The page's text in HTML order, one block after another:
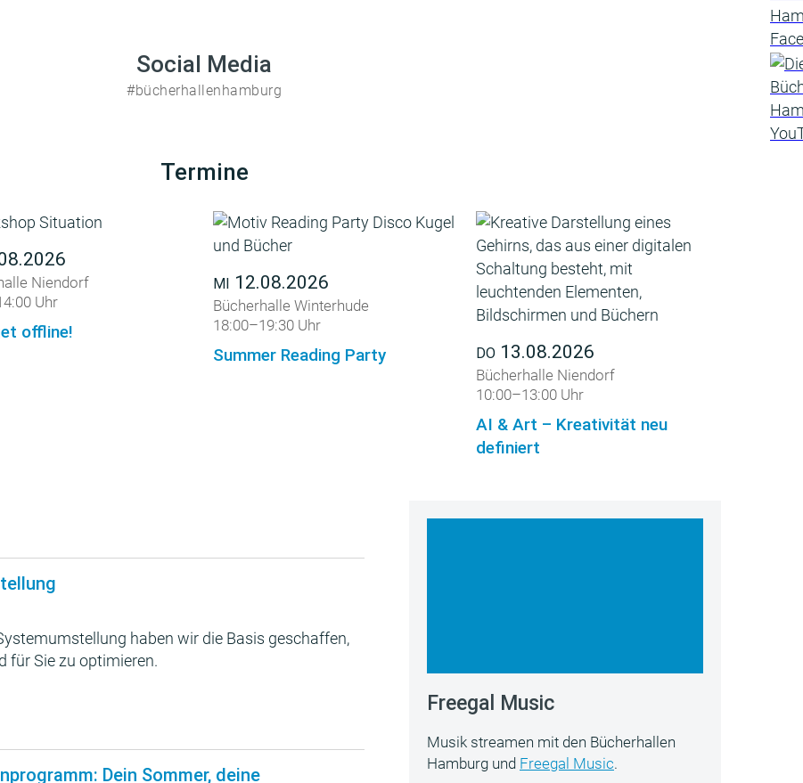
Social Media
#bücherhallenhamburg
Termine
Niendorf
Uhr
offline!
MI 12.08.2026
Bücherhalle Winterhude
18:00–19:30 Uhr
Summer Reading Party DO 13.08.2026
Bücherhalle Niendorf
10:00–13:00 Uhr
AI & Art – Kreativität neu
definiert
haben wir die Basis geschaffen,
für Sie zu optimieren.
Dein Sommer, deine
Freegal Music
Musik streamen mit den Bücherhallen
Hamburg und Freegal Music.